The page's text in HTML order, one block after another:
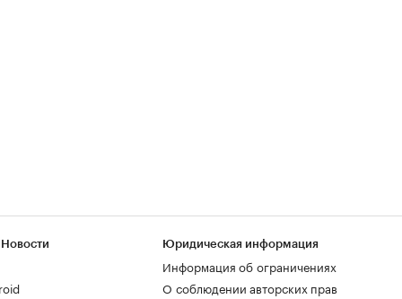
Юридическая информация
Информация об ограничениях
О соблюдении авторских прав